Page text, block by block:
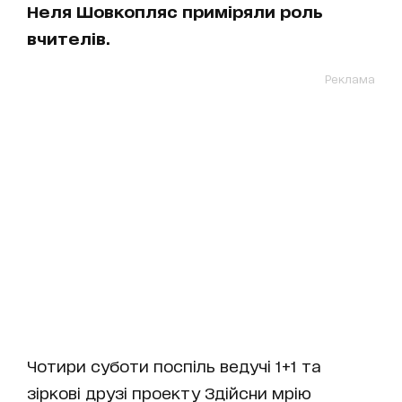
Неля Шовкопляс приміряли роль
вчителів.
Реклама
Чотири суботи поспіль ведучі 1+1 та
зіркові друзі проекту Здійсни мрію